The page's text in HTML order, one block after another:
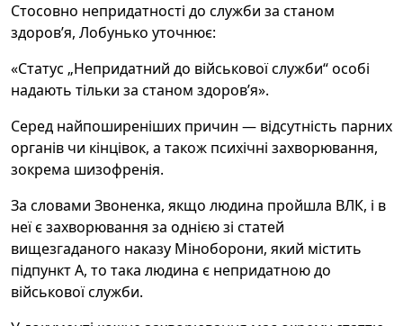
Стосовно непридатності до служби за станом
здоров’я, Лобунько уточнює:
«Статус „Непридатний до військової служби“ особі
надають тільки за станом здоров’я».
Серед найпоширеніших причин — відсутність парних
органів чи кінцівок, а також психічні захворювання,
зокрема шизофренія.
За словами Звоненка, якщо людина пройшла ВЛК, і в
неї є захворювання за однією зі статей
вищезгаданого наказу Міноборони, який містить
підпункт А, то така людина є непридатною до
військової служби.